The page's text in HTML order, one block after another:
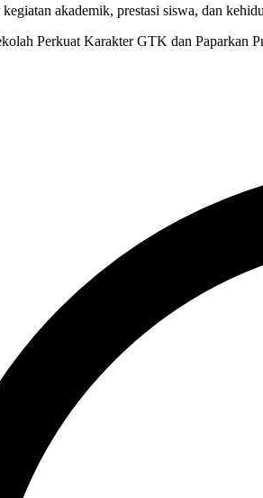
akademik, prestasi siswa, dan